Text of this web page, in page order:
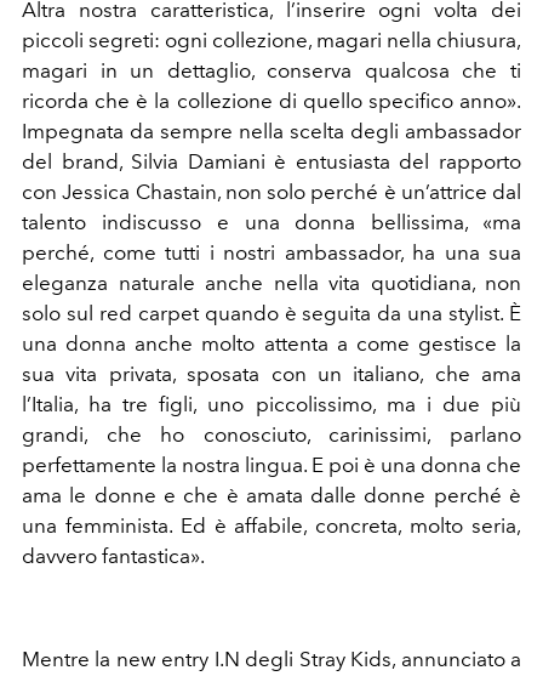
Altra nostra caratteristica, l’inserire ogni volta dei
piccoli segreti: ogni collezione, magari nella chiusura,
magari in un dettaglio, conserva qualcosa che ti
ricorda che è la collezione di quello specifico anno».
Impegnata da sempre nella scelta degli ambassador
del brand, Silvia Damiani è entusiasta del rapporto
con Jessica Chastain, non solo perché è un’attrice dal
talento indiscusso e una donna bellissima, «ma
perché, come tutti i nostri ambassador, ha una sua
eleganza naturale anche nella vita quotidiana, non
solo sul red carpet quando è seguita da una stylist. È
una donna anche molto attenta a come gestisce la
sua vita privata, sposata con un italiano, che ama
l’Italia, ha tre figli, uno piccolissimo, ma i due più
grandi, che ho conosciuto, carinissimi, parlano
perfettamente la nostra lingua. E poi è una donna che
ama le donne e che è amata dalle donne perché è
una femminista. Ed è affabile, concreta, molto seria,
davvero fantastica».
Mentre la new entry I.N degli Stray Kids, annunciato a